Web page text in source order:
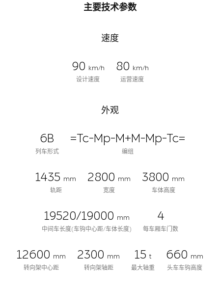
主要技术参数
速度
90
km/h
设计速度
80
km/h
运营速度
外观
6B
列车形式
=Tc-Mp-M+M-Mp-Tc=
编组
1435 mm
轨距
2800 mm
宽度
3800 mm
车体高度
19520/19000 mm
中间车长度(车钩中心距/车体长度)
4
每车厢车门数
12600 mm
转向架中心距
2300 mm
转向架轴距
15 t
最大轴重
660 mm
头车车钩高度